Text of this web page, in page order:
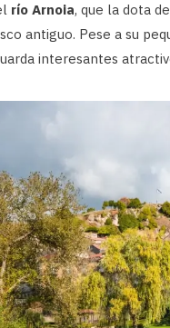
río Arnoia, que la dota
antiguo. Pese a su
interesantes